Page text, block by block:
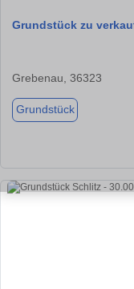
Grundstück zu
Grebenau, 36323
Grundstück